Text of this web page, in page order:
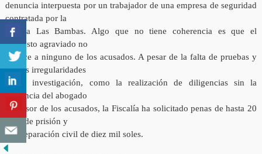
denuncia interpuesta por un trabajador de una empresa de seguridad
contratada por la
minera Las Bambas. Algo que no tiene coherencia es que el
supuesto agraviado no
conoce a ninguno de los acusados. A pesar de la falta de pruebas y
graves irregularidades
en la investigación, como la realización de diligencias sin la
presencia del abogado
defensor de los acusados, la Fiscalía ha solicitado penas de hasta 20
años de prisión y
una reparación civil de diez mil soles.